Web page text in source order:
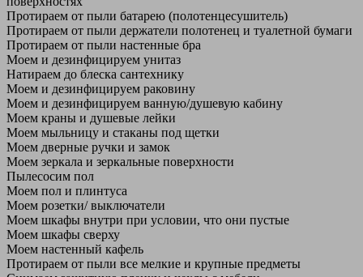
Протираем от пыли батарею (полотенцесушитель)
Протираем от пыли держатели полотенец и туалетной бумаги
Протираем от пыли настенные бра
Моем и дезинфицируем унитаз
Натираем до блеска сантехнику
Моем и дезинфицируем раковину
Моем и дезинфицируем ванную/душевую кабину
Моем краны и душевые лейки
Моем мыльницу и стаканы под щетки
Моем дверные ручки и замок
Моем зеркала и зеркальные поверхности
Пылесосим пол
Моем пол и плинтуса
Моем розетки/ выключатели
Моем шкафы внутри при условии, что они пустые
Моем шкафы сверху
Моем настенный кафель
Протираем от пыли все мелкие и крупные предметы